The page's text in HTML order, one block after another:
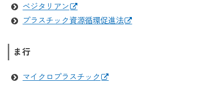
ベジタリアン
プラスチック資源循環促進法
ま行
マイクロプラスチック